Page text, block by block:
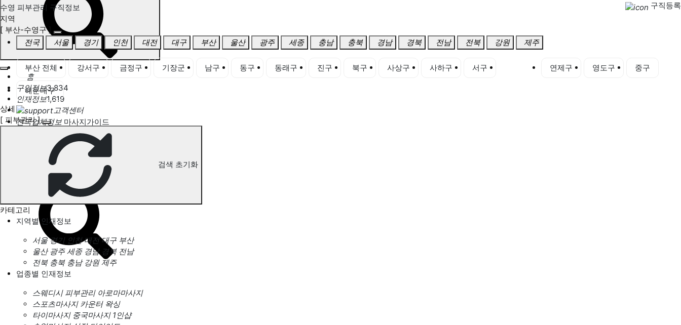
홈
구인정보3,834
인재정보1,619
고객센터
전국업체정보 마사지가이드
업체 서비스 관리
개인 서비스 관리
수영 피부관리 구직정보
수영 피부관리 구직정보
구직등록
지역
[ 부산-수영구 ]
전국
서울 경기 인천 대전 대구 부산 울산 광주 세종 충남 충북 경남 경북 전남 전북 강원 제주
부산 전체 강서구 금정구 기장군 남구 동구 동래구 진구 북구 사상구 사하구 서구 연제구 영도구 중구
해운대구
상세
[ 피부관리 ]
검색 초기화
카테고리
지역별 인재정보
서울 경기 인천 대전 대구 부산
울산 광주 세종 경남 경북 전남
전북 충북 충남 강원 제주
업종별 인재정보
스웨디시 피부관리 아로마마사지
스포츠마사지 카운터 왁싱
타이마사지 중국마사지 1인샵